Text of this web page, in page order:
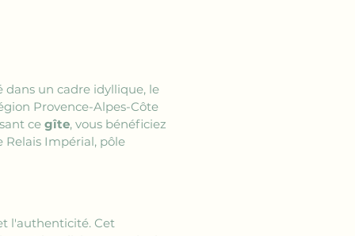
un cadre idyllique, le
Provence-Alpes-Côte
ce gîte, vous bénéficiez
Impérial, pôle
l'authenticité. Cet